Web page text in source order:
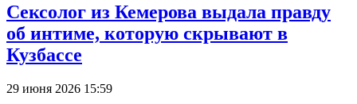
Сексолог из Кемерова выдала правду
об интиме, которую скрывают в
Кузбассе
29 июня 2026 15:59